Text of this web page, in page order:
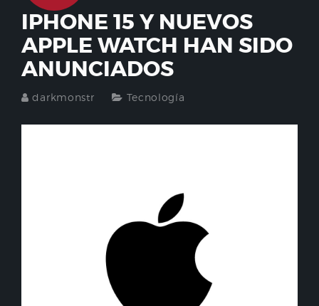
IPHONE 15 Y NUEVOS
APPLE WATCH HAN SIDO
ANUNCIADOS
darkmonstr Tecnología